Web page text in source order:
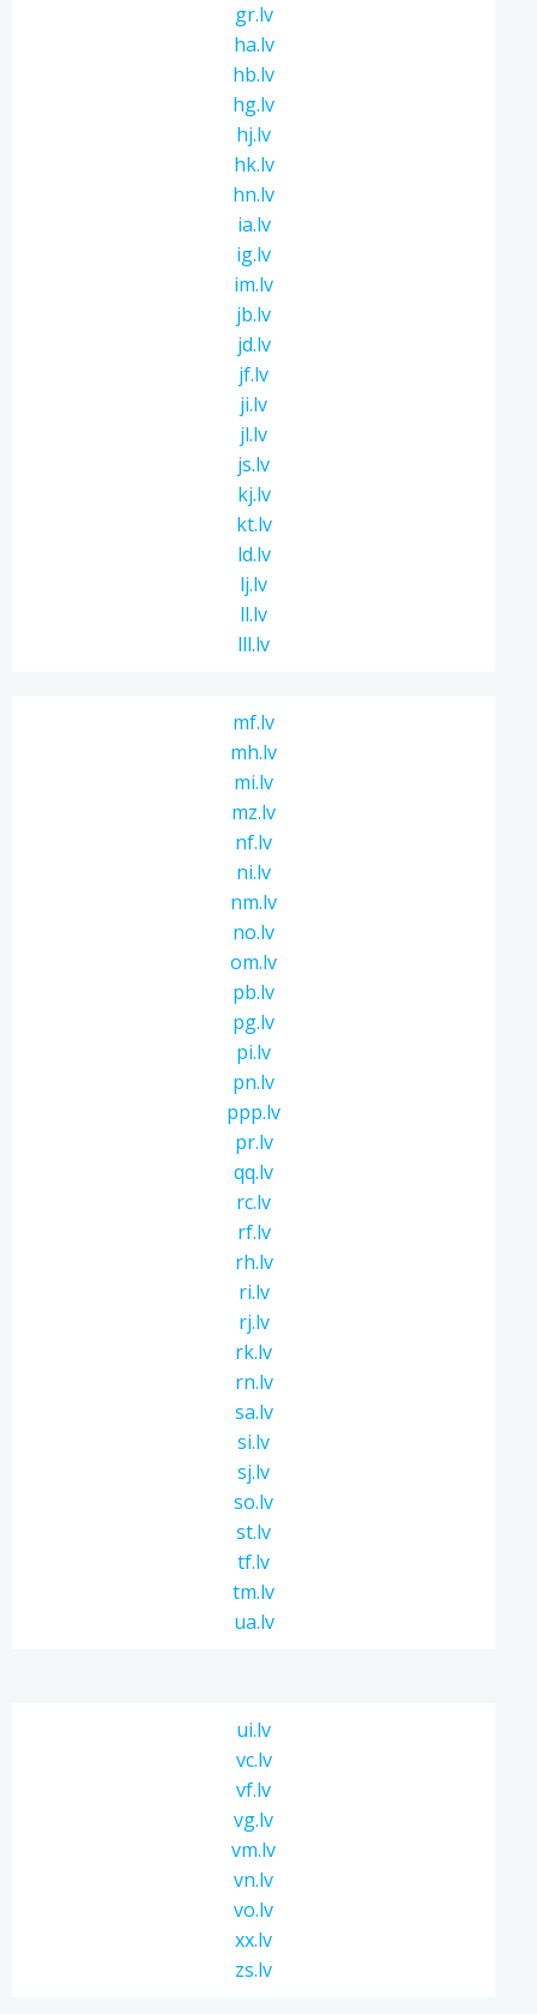
gr.lv
ha.lv
hb.lv
hg.lv
hj.lv
hk.lv
hn.lv
ia.lv
ig.lv
im.lv
jb.lv
jd.lv
jf.lv
ji.lv
jl.lv
js.lv
kj.lv
kt.lv
ld.lv
lj.lv
ll.lv
lll.lv
mf.lv
mh.lv
mi.lv
mz.lv
nf.lv
ni.lv
nm.lv
no.lv
om.lv
pb.lv
pg.lv
pi.lv
pn.lv
ppp.lv
pr.lv
qq.lv
rc.lv
rf.lv
rh.lv
ri.lv
rj.lv
rk.lv
rn.lv
sa.lv
si.lv
sj.lv
so.lv
st.lv
tf.lv
tm.lv
ua.lv
ui.lv
vc.lv
vf.lv
vg.lv
vm.lv
vn.lv
vo.lv
xx.lv
zs.lv